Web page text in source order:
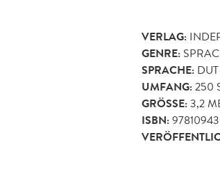
VERLAG:
GENRE:
SPRACHE: DUT
UMFANG:250
GRÖSSE: 3,2
ISBN: